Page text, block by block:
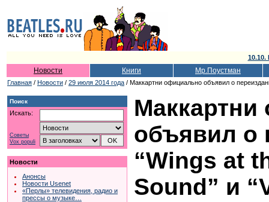
10.10.
Новости Книги Мр.Поустман
Главная / Новости / 29 июля 2014 года / Маккартни официально объявил о
Поиск
Искать:
Советы
Vox populi
Новости
Анонсы
Новости Usenet
«Перлы» телевидения, радио и
прессы о музыке…
объявил о
“Wings at
Sound” и